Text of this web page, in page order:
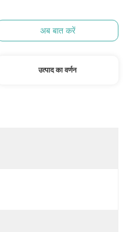
अब बात करें
उत्पाद का वर्णन